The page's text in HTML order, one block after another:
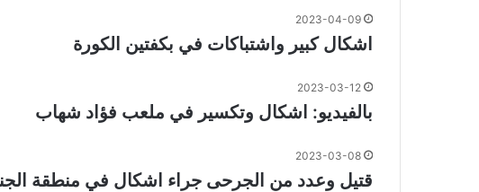
2023-04-09
اشكال كبير واشتباكات في بكفتين الكورة
2023-03-12
بالفيديو: اشكال وتكسير في ملعب فؤاد شهاب
2023-03-08
قتيل وعدد من الجرحى جراء اشكال في منطقة